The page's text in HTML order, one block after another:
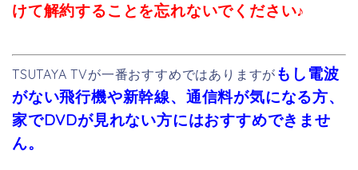
けて解約することを忘れないでください♪
TSUTAYA TVが一番おすすめではありますが もし電波
がない飛行機や新幹線、通信料が気になる方、
家でDVDが見れない方にはおすすめできませ
ん。